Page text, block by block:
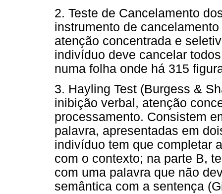
2. Teste de Cancelamento
instrumento de
atenção concentrada e
indivíduo deve cancelar
numa folha onde há 315
3. Hayling Test (Burgess &
inibição verbal, atenção
processamento. Consistem
palavra, apresentadas em
indivíduo tem que completar
com o contexto; na parte B,
com uma palavra que não
semântica com a sentença